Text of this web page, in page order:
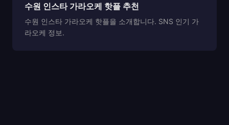
수원 인스타 가라오케 핫플 추천
수원 인스타 가라오케 핫플을 소개합니다. SNS 인기 가
라오케 정보.